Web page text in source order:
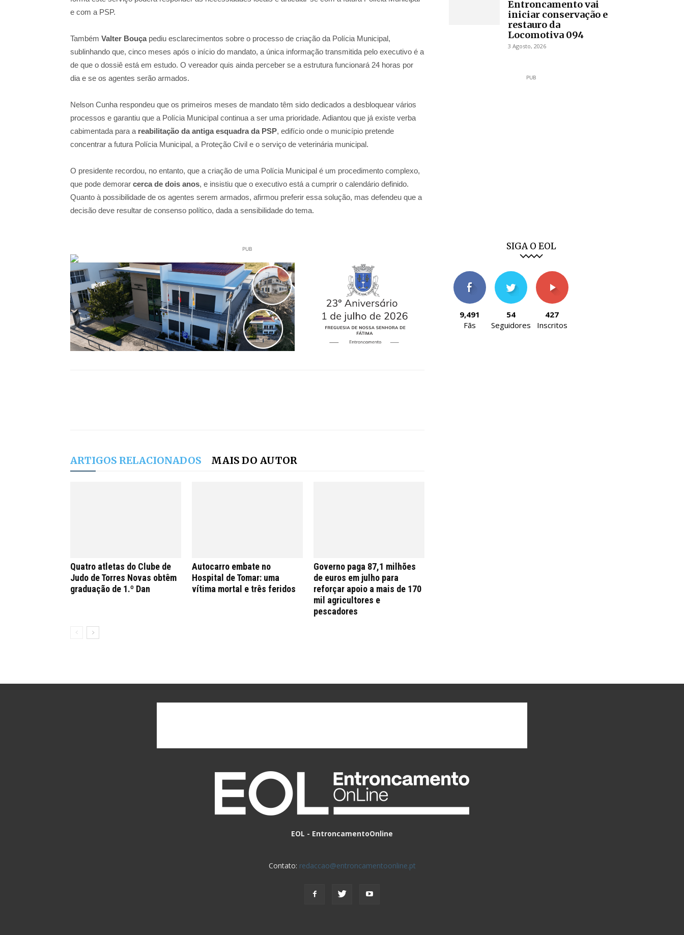
e com a PSP.
Também Valter Bouçapediu esclarecimentos sobre o processo de criação da Polícia Municipal,
sublinhando que, cinco meses após o início do mandato, a única informação transmitida pelo executivo é a
de que o dossiê está em estudo. O vereador quis ainda perceber se a estrutura funcionará 24 horas por
dia e se os agentes serão armados.
Nelson Cunha respondeu que os primeiros meses de mandato têm sido dedicados a desbloquear vários
processos e garantiu que a Polícia Municipal continua a ser uma prioridade. Adiantou que já existe verba
cabimentada para a reabilitação da antiga esquadra da PSP, edifício onde o município pretende
concentrar a futura Polícia Municipal, a Proteção Civil e o serviço de veterinária municipal.
O presidente recordou, no entanto, que a criação de uma Polícia Municipal é um procedimento complexo,
que pode demorar cerca de dois anos, e insistiu que o executivo está a cumprir o calendário definido.
Quanto à possibilidade de os agentes serem armados, afirmou preferir essa solução, mas defendeu que a
decisão deve resultar de consenso político, dada a sensibilidade do tema.
PUB
ARTIGOS RELACIONADOS MAIS DO AUTOR
Quatro atletas do Clube de
Judo de Torres Novas obtêm
graduação de 1.º Dan
Autocarro embate no
Hospital de Tomar: uma
vítima mortal e três feridos
Governo paga 87,1 milhões
de euros em julho para
reforçar apoio a mais de 170
mil agricultores e
pescadores
Entroncamento vai
iniciar conservação e
restauro da
Locomotiva 094
3 Agosto, 2026
PUB
SIGA O EOL
9,491
Fãs
54
Seguidores
427
Inscritos
EOL - EntroncamentoOnline
Contato: redaccao@entroncamentoonline.pt